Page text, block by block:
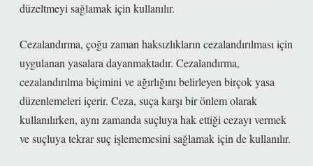
düzeltmeyi sağlamak için kullanılır.
Cezalandırma, çoğu zaman haksızlıkların cezalandırılması için
uygulanan yasalara dayanmaktadır. Cezalandırma,
cezalandırılma biçimini ve ağırlığını belirleyen birçok yasa
düzenlemeleri içerir. Ceza, suça karşı bir önlem olarak
kullanılırken, aynı zamanda suçluya hak ettiği cezayı vermek
ve suçluya tekrar suç işlememesini sağlamak için de kullanılır.